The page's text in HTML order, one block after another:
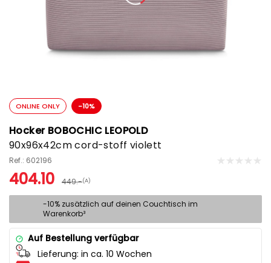
ONLINE ONLY -10%
Hocker BOBOCHIC LEOPOLD
90x96x42cm cord-stoff violett
Ref.: 602196
404.10 449.-(A)
-10% zusätzlich auf deinen Couchtisch im
Warenkorb³
Auf Bestellung verfügbar
Lieferung: in ca. 10 Wochen